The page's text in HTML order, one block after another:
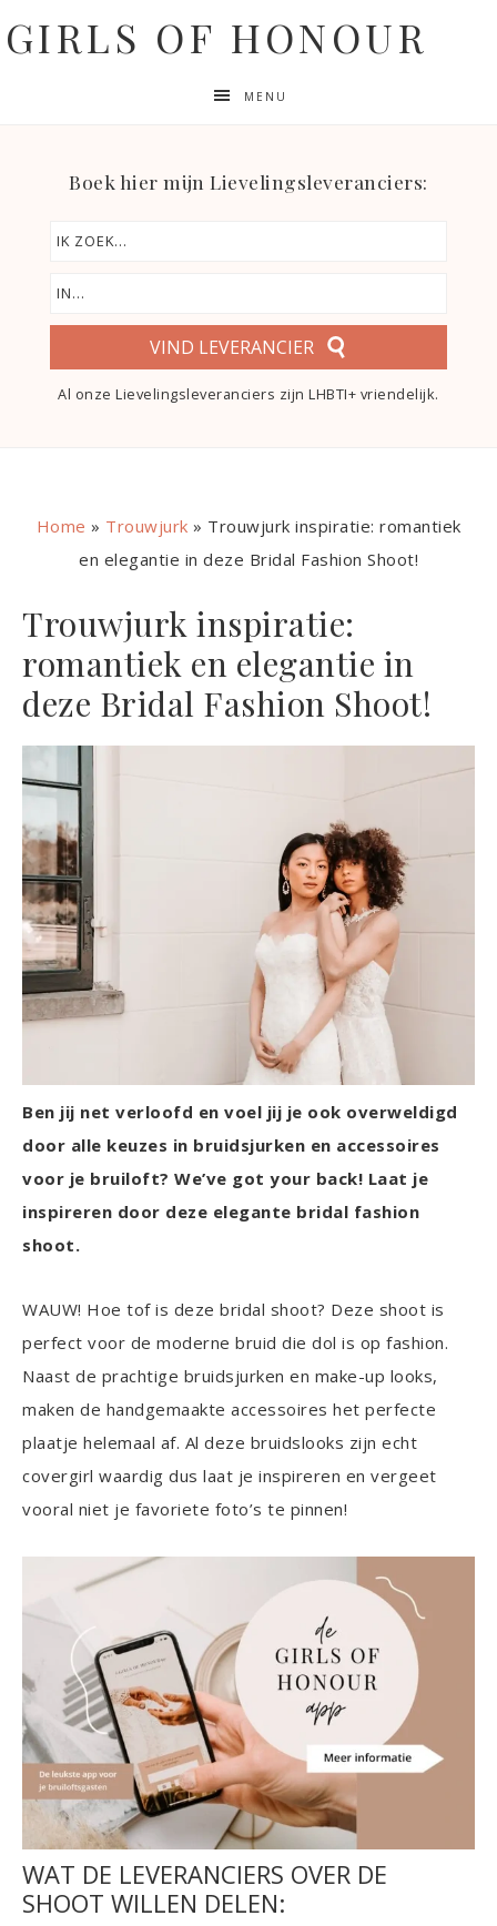
GIRLS OF HONOUR
MENU
Boek hier mijn Lievelingsleveranciers:
VIND LEVERANCIER
Al onze Lievelingsleveranciers zijn LHBTI+ vriendelijk.
Home » Trouwjurk » Trouwjurk inspiratie: romantiek
en elegantie in deze Bridal Fashion Shoot!
Trouwjurk inspiratie:
romantiek en elegantie in
deze Bridal Fashion Shoot!
Ben jij net verloofd en voel jij je ook overweldigd
door alle keuzes in bruidsjurken en accessoires
voor je bruiloft? We’ve got your back! Laat je
inspireren door deze elegante bridal fashion
shoot.
WAUW! Hoe tof is deze bridal shoot? Deze shoot is
perfect voor de moderne bruid die dol is op fashion.
Naast de prachtige bruidsjurken en make-up looks,
maken de handgemaakte accessoires het perfecte
plaatje helemaal af. Al deze bruidslooks zijn echt
covergirl waardig dus laat je inspireren en vergeet
vooral niet je favoriete foto’s te pinnen!
WAT DE LEVERANCIERS OVER DE
SHOOT WILLEN DELEN: